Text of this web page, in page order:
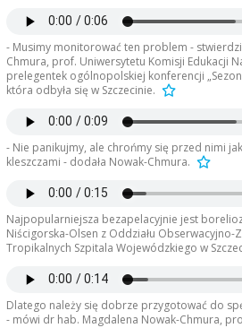
- Musimy monitorować ten problem -
Chmura, prof. Uniwersytetu Komisji Edukacji
prelegentek ogólnopolskiej konferencji
która odbyła się w Szczecinie.
- Nie panikujmy, ale chrońmy się przed nimi
kleszczami - dodała Nowak-Chmura.
Najpopularniejsza bezapelacyjnie jest
Niścigorska-Olsen z Oddziału Obserwacyjno-
Tropikalnych Szpitala Wojewódzkiego w
Dlatego należy się dobrze przygotować do
- mówi dr hab. Magdalena Nowak-Chmura,